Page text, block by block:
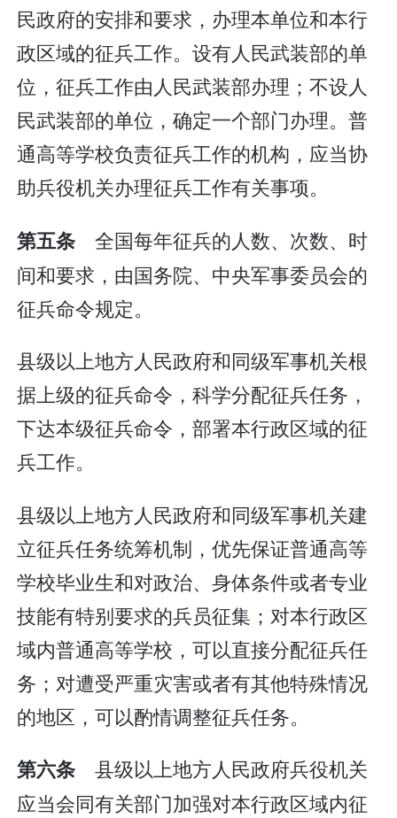
民政府的安排和要求，办理本单位和本行
政区域的征兵工作。设有人民武装部的单
位，征兵工作由人民武装部办理；不设人
民武装部的单位，确定一个部门办理。普
通高等学校负责征兵工作的机构，应当协
助兵役机关办理征兵工作有关事项。
第五条 全国每年征兵的人数、次数、时
间和要求，由国务院、中央军事委员会的
征兵命令规定。
县级以上地方人民政府和同级军事机关根
据上级的征兵命令，科学分配征兵任务，
下达本级征兵命令，部署本行政区域的征
兵工作。
县级以上地方人民政府和同级军事机关建
立征兵任务统筹机制，优先保证普通高等
学校毕业生和对政治、身体条件或者专业
技能有特别要求的兵员征集；对本行政区
域内普通高等学校，可以直接分配征兵任
务；对遭受严重灾害或者有其他特殊情况
的地区，可以酌情调整征兵任务。
第六条 县级以上地方人民政府兵役机关
应当会同有关部门加强对本行政区域内征